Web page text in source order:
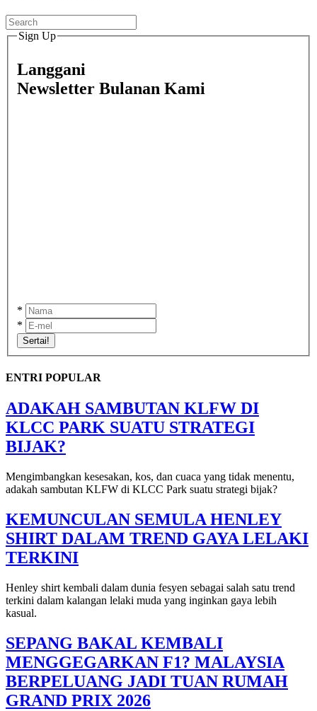
Sign Up
Langgani
Newsletter Bulanan Kami
*
*
Sertai!
ENTRI POPULAR
ADAKAH SAMBUTAN KLFW DI
KLCC PARK SUATU STRATEGI
BIJAK?
Mengimbangkan kesesakan, kos, dan cuaca yang tidak menentu,
adakah sambutan KLFW di KLCC Park suatu strategi bijak?
KEMUNCULAN SEMULA HENLEY
SHIRT DALAM TREND GAYA LELAKI
TERKINI
Henley shirt kembali dalam dunia fesyen sebagai salah satu trend
terkini dalam kalangan lelaki muda yang inginkan gaya lebih
kasual.
SEPANG BAKAL KEMBALI
MENGGEGARKAN F1? MALAYSIA
BERPELUANG JADI TUAN RUMAH
GRAND PRIX 2026